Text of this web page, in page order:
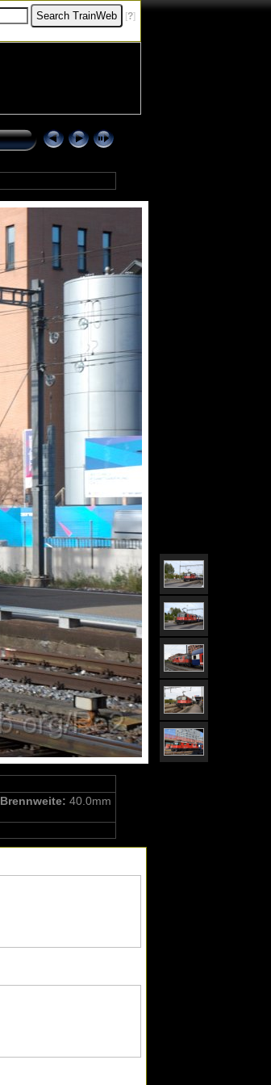
[?]
Brennweite: 40.0mm